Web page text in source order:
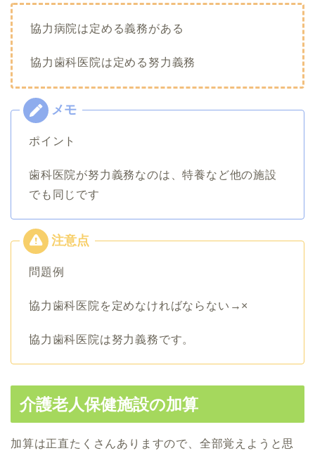
協力病院は定める義務がある
協力歯科医院は定める努力義務
ポイント
歯科医院が努力義務なのは、特養など他の施設
でも同じです
問題例
協力歯科医院を定めなければならない→×
協力歯科医院は努力義務です。
介護老人保健施設の加算
加算は正直たくさんありますので、全部覚えようと思